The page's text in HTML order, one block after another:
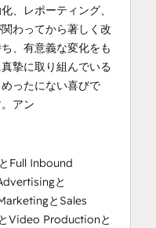
、レポーティング、
わってから著しく改
、有意義な変化をも
摯に取り組んでいる
ったにない喜びで
アン
Full Inbound
と
とSales
Video Productionと